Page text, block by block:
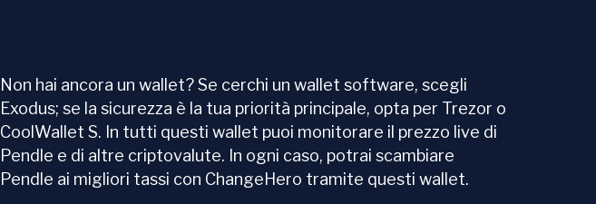
Non hai ancora un wallet? Se cerchi un wallet software, scegli
Exodus; se la sicurezza è la tua priorità principale, opta per Trezor o
CoolWallet S. In tutti questi wallet puoi monitorare il prezzo live di
Pendle e di altre criptovalute. In ogni caso, potrai scambiare
Pendle ai migliori tassi con ChangeHero tramite questi wallet.